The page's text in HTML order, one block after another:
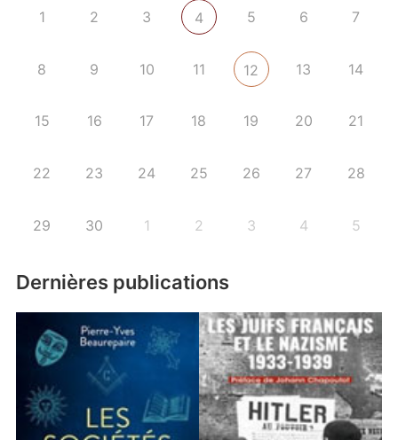
1 2 3 4 5 6 7
8 9 10 11 12 13 14
15 16 17 18 19 20 21
22 23 24 25 26 27 28
29 30 1 2 3 4 5
Dernières publications